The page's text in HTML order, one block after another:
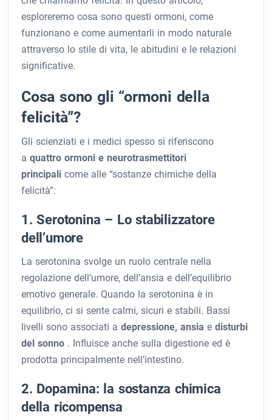
esploreremo cosa sono questi ormoni, come
funzionano e come aumentarli in modo naturale
attraverso lo stile di vita, le abitudini e le relazioni
significative.
Cosa sono gli “ormoni della
felicità”?
Gli scienziati e i medici spesso si riferiscono
a quattro ormoni e neurotrasmettitori
principali come alle “sostanze chimiche della
felicità”:
1. Serotonina – Lo stabilizzatore
dell’umore
La serotonina svolge un ruolo centrale nella
regolazione dell’umore, dell’ansia e dell’equilibrio
emotivo generale. Quando la serotonina è in
equilibrio, ci si sente calmi, sicuri e stabili. Bassi
livelli sono associati a depressione, ansia e disturbi
del sonno . Influisce anche sulla digestione ed è
prodotta principalmente nell’intestino.
2. Dopamina: la sostanza chimica
della ricompensa